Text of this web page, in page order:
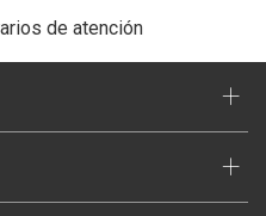
de atención
+
+